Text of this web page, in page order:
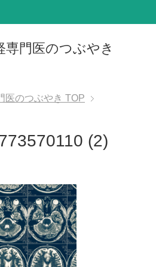
専門医のつぶやき
医のつぶやき TOP
(2)